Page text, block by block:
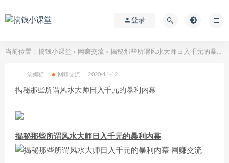
登录
当前位置： 搞钱小课堂 > 网赚交流 > 揭秘那些所谓风水大师日入千元的暴利内幕
汤姆猫 网赚交流 2020-11-12
揭秘那些所谓风水大师日入千元的暴利内幕
揭秘那些所谓风水大师日入千元的暴利内幕